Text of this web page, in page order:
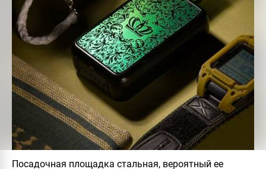
Посадочная площадка стальная, вероятный ее